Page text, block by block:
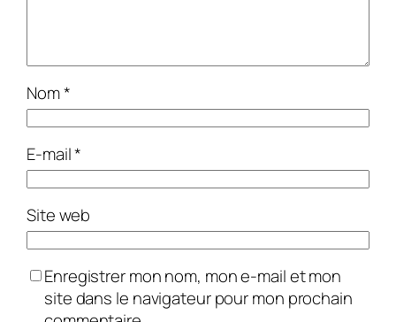
Nom*
E-mail*
Site web
Enregistrer mon nom, mon e-mail et mon
site dans le navigateur pour mon prochain